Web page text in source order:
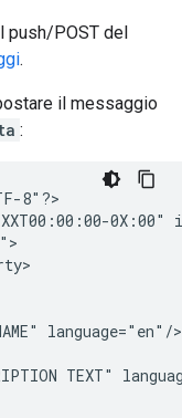
push/POST del
.
il messaggio
:
8"?>
language="en"/
TEXT"